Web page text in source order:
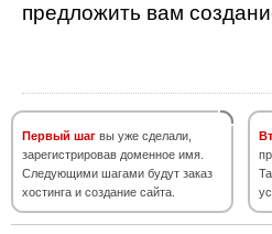
предложить вам
Первый шаг вы уже сделали,
зарегистрировав доменное имя.
Следующими шагами будут заказ
хостинга и создание сайта.